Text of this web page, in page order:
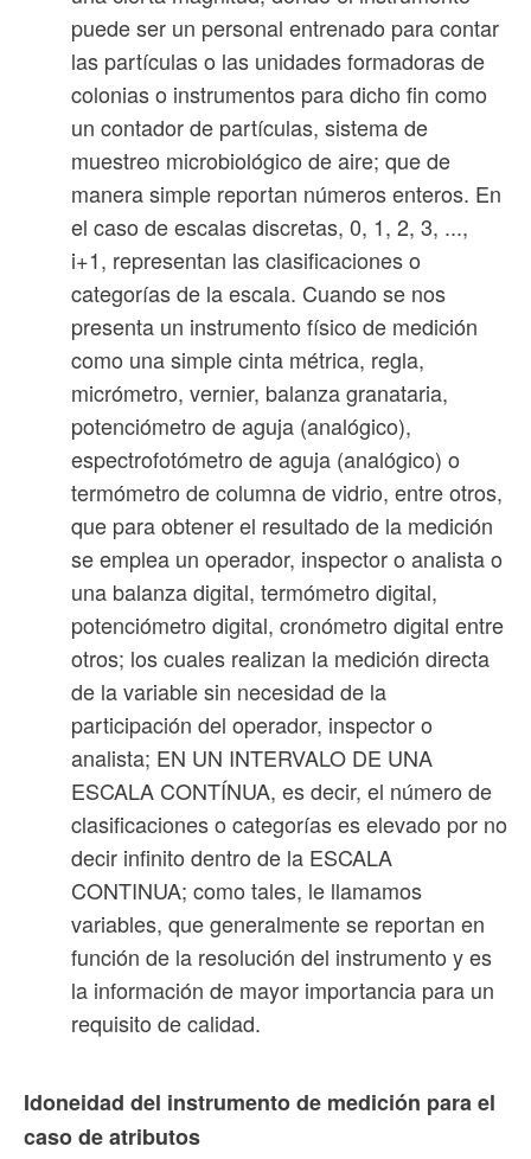
puede ser un personal entrenado para contar
las partículas o las unidades formadoras de
colonias o instrumentos para dicho fin como
un contador de partículas, sistema de
muestreo microbiológico de aire; que de
manera simple reportan números enteros. En
el caso de escalas discretas, 0, 1, 2, 3, ...,
i+1, representan las clasificaciones o
categorías de la escala. Cuando se nos
presenta un instrumento físico de medición
como una simple cinta métrica, regla,
micrómetro, vernier, balanza granataria,
potenciómetro de aguja (analógico),
espectrofotómetro de aguja (analógico) o
termómetro de columna de vidrio, entre otros,
que para obtener el resultado de la medición
se emplea un operador, inspector o analista o
una balanza digital, termómetro digital,
potenciómetro digital, cronómetro digital entre
otros; los cuales realizan la medición directa
de la variable sin necesidad de la
participación del operador, inspector o
analista; EN UN INTERVALO DE UNA
ESCALA CONTÍNUA, es decir, el número de
clasificaciones o categorías es elevado por no
decir infinito dentro de la ESCALA
CONTINUA; como tales, le llamamos
variables, que generalmente se reportan en
función de la resolución del instrumento y es
la información de mayor importancia para un
requisito de calidad.
Idoneidad del instrumento de medición para el
caso de atributos